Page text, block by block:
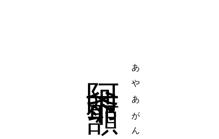
四字熟語
一覧表示 あやあがん
四字熟語
一覧表示